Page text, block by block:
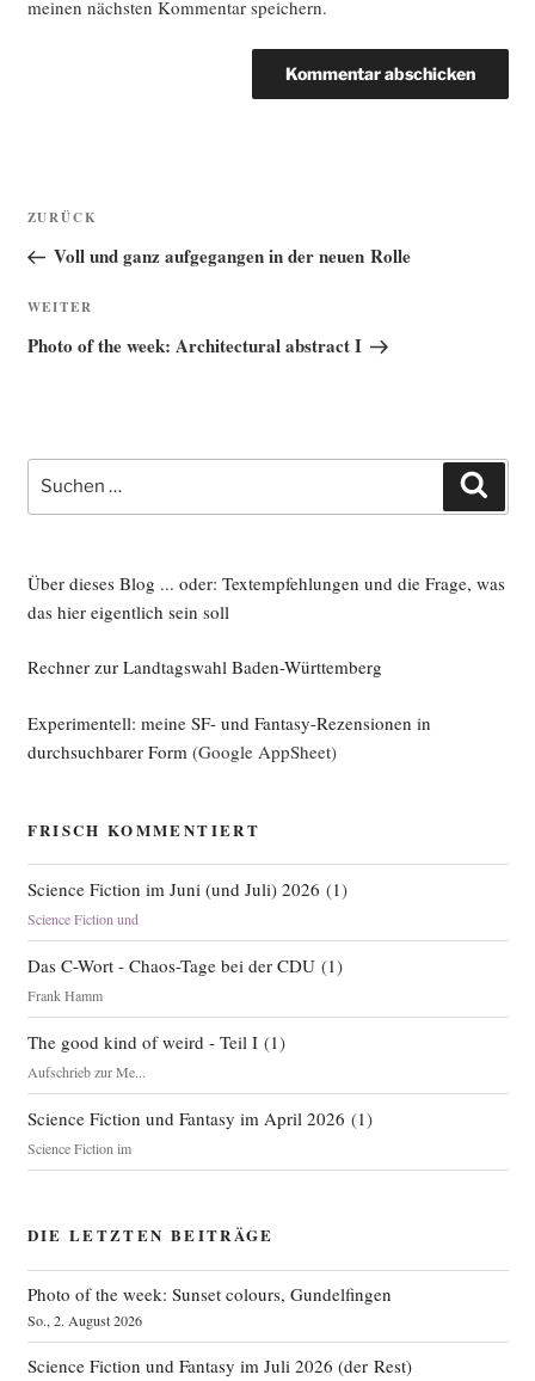
meinen nächsten Kommentar speichern.
Beitragsnavigation
Vorheriger
Beitrag
ZURÜCK
Voll und ganz aufgegangen in der neuen Rolle
Nächster
Beitrag
WEITER
Photo of the week: Architectural abstract I
Suche
nach:
Über dieses Blog ... oder: Textempfehlungen und die Frage, was
das hier eigentlich sein soll
Rechner zur Landtagswahl Baden-Württemberg
Experimentell: meine SF- und Fantasy-Rezensionen in
durchsuchbarer Form (Google AppSheet)
FRISCH KOMMENTIERT
Science Fiction im Juni (und Juli) 2026 (1)
Science Fiction und
Das C-Wort - Chaos-Tage bei der CDU(1)
Frank Hamm
The good kind of weird - Teil I(1)
Aufschrieb zur Me...
Science Fiction und Fantasy im April 2026 (1)
Science Fiction im
DIE LETZTEN BEITRÄGE
Photo of the week: Sunset colours, Gundelfingen
So., 2. August 2026
Science Fiction und Fantasy im Juli 2026 (der Rest)